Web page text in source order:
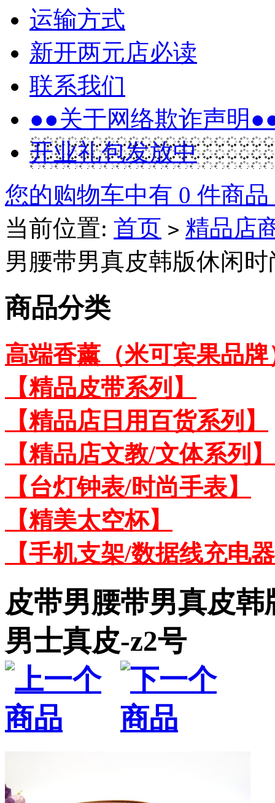
运输方式
新开两元店必读
联系我们
●●关于网络欺诈声明
开业礼包发放中
您的购物车中有 0 件商
当前位置: 首页 > 精品店
男腰带男真皮韩版休闲
商品分类
高端香薰（米可宾果品牌
【精品皮带系列】
【精品店日用百货系列】
【精品店文教/文体系列】
【台灯钟表/时尚手表】
【精美太空杯】
【手机支架/数据线充电
皮带男腰带男真皮
男士真皮-z2号